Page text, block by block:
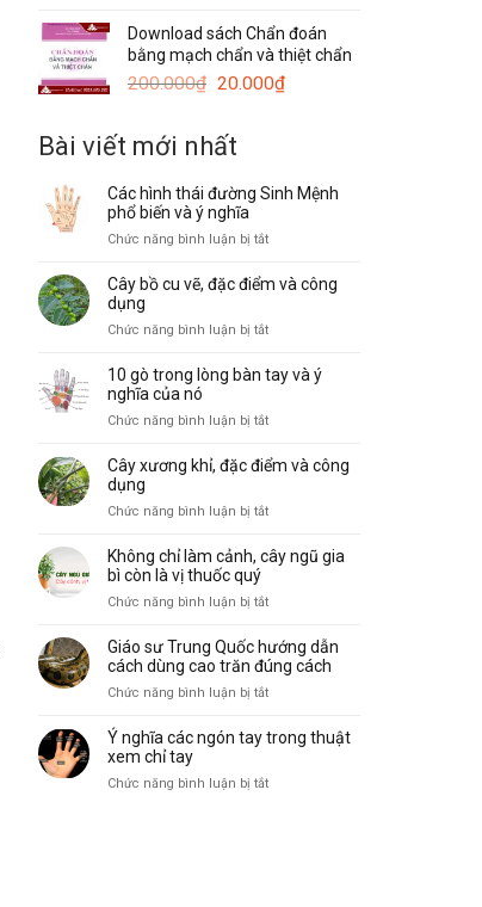
là:
20.000₫.
tại
là:
15.000₫.
Download sách Chẩn đoán
bằng mạch chẩn và thiệt chẩn
200.000₫ Giá
là:
200.000₫.
20.000₫Giá
Bài viết mới nhất
Các hình thái đường Sinh Mệnh
phổ biến và ý nghĩa
Chức năng bình luận bị tắtở
hình
phổ
và
nghĩa
Cây bồ cu vẽ, đặc điểm và công
dụng
Chức năng bình luận bị tắtở
bồ
và
dụng
10 gò trong lòng bàn tay và ý
nghĩa của nó
Chức năng bình luận bị tắtở
gò
và
nghĩa
nó
Cây xương khỉ, đặc điểm và công
dụng
Chức năng bình luận bị tắtở
xương
công
dụng
Không chỉ làm cảnh, cây ngũ gia
bì còn là vị thuốc quý
Chức năng bình luận bị tắtở
chỉ
làm
gia
còn
Giáo sư Trung Quốc hướng dẫn
cách dùng cao trăn đúng cách
Chức năng bình luận bị tắtở
sư
Ý nghĩa các ngón tay trong thuật
xem chỉ tay
Chức năng bình luận bị tắtở